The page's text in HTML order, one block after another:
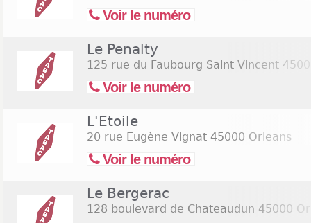
Voir le numéro
Le Penalty
125 rue du Faubourg Saint Vincent
Voir le numéro
L'Etoile
20 rue Eugène Vignat 45000 Orleans
Voir le numéro
Le Bergerac
128 boulevard de Chateaudun 45000